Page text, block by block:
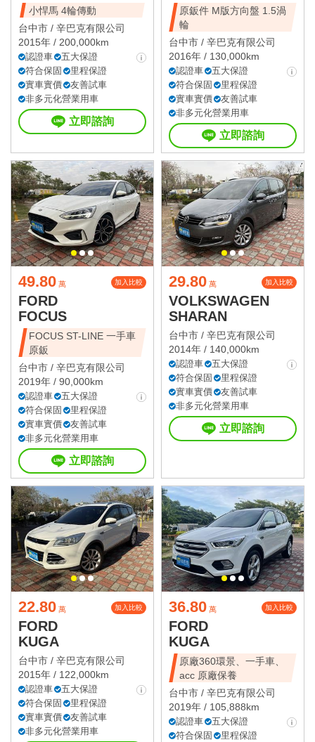
小悍馬 4輪傳動
台中市 / 辛巴克有限公司
2015年 / 200,000km
認證車
五大保證
符合保固
里程保證
實車實價
友善試車
非多元化營業用車
立即諮詢
原鈑件 M版方向盤 1.5渦
輪
台中市 / 辛巴克有限公司
2016年 / 130,000km
認證車
五大保證
符合保固
里程保證
實車實價
友善試車
非多元化營業用車
立即諮詢
49.80 萬 加入比較
FORD
FOCUS
FOCUS ST-LINE 一手車
原鈑
台中市 / 辛巴克有限公司
2019年 / 90,000km
認證車
五大保證
符合保固
里程保證
實車實價
友善試車
非多元化營業用車
立即諮詢
29.80 萬 加入比較
VOLKSWAGEN
SHARAN
台中市 / 辛巴克有限公司
2014年 / 140,000km
認證車
五大保證
符合保固
里程保證
實車實價
友善試車
非多元化營業用車
立即諮詢
22.80 萬 加入比較
FORD
KUGA
台中市 / 辛巴克有限公司
2015年 / 122,000km
認證車
五大保證
符合保固
里程保證
實車實價
友善試車
非多元化營業用車
36.80 萬 加入比較
FORD
KUGA
原廠360環景、一手車、
acc 原廠保養
台中市 / 辛巴克有限公司
2019年 / 105,888km
認證車
五大保證
符合保固
里程保證